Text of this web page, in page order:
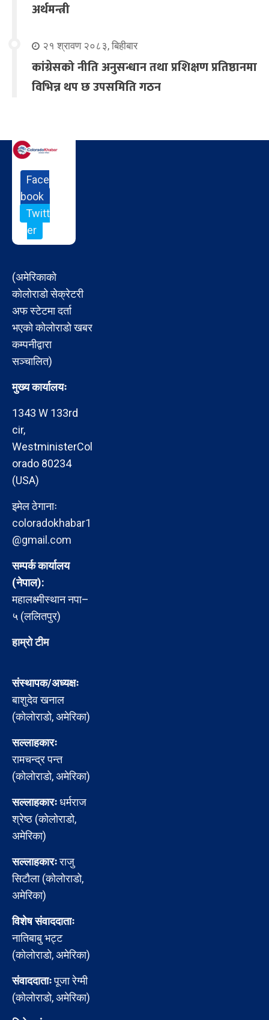
अर्थमन्त्री
२१ श्रावण २०८३, बिहीबार
कांग्रेसको नीति अनुसन्धान तथा प्रशिक्षण प्रतिष्ठानमा
विभिन्न थप छ उपसमिति गठन
Face
book
Twitt
er
(अमेरिकाको
कोलोराडो सेक्रेटरी
अफ स्टेटमा दर्ता
भएको कोलोराडो खबर
कम्पनीद्वारा
सञ्चालित)
मुख्य कार्यालयः
1343 W 133rd
cir,
WestministerCol
orado 80234
(USA)
इमेल ठेगानाः
coloradokhabar1
@gmail.com
सम्पर्क कार्यालय
(नेपाल):
महालक्ष्मीस्थान नपा–
५ (ललितपुर)
हाम्रो टीम
संस्थापक/अध्यक्षः
बाशुदेव खनाल
(कोलोराडो, अमेरिका)
सल्लाहकारः
रामचन्द्र पन्त
(कोलोराडो, अमेरिका)
सल्लाहकारःधर्मराज
श्रेष्ठ (कोलोराडो,
अमेरिका)
सल्लाहकारःराजु
सिटौला (कोलोराडो,
अमेरिका)
विशेष संवाददाताः
नातिबाबु भट्ट
(कोलोराडो, अमेरिका)
संवाददाताःपूजा रेग्मी
(कोलोराडो, अमेरिका)